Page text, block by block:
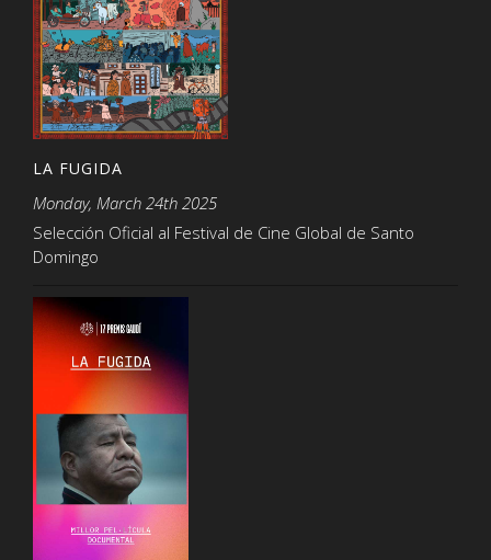
LA FUGIDA
Monday, March 24th 2025
Selección Oficial al Festival de Cine Global de Santo
Domingo